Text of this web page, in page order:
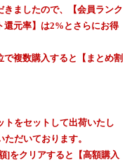
ましたので、【会員ランク
還元率】は2%とさらにお得
複数購入すると【まとめ割
をセットして出荷いたし
だいております。
]をクリアすると【高額購入